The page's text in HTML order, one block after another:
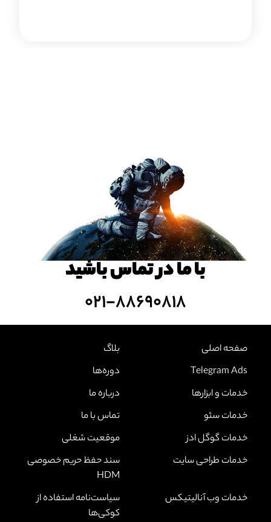
با ما در تماس باشید
۰۲۱-۸۸۶۹۰۸۱۸
صفحه اصلی
بلاگ
Telegram Ads
دوره‌ها
خدمات و ابزارها
درباره ما
خدمات سئو
تماس با ما
خدمات گوگل ادز
موقعیت شغلی
خدمات طراحی سایت
سند حفظ حریم خصوصی
HDM
خدمات وب آنالیتیکس
سیاست‌نامه استفاده از
کوکی‌ها